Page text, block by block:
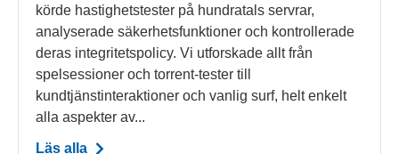
körde hastighetstester på hundratals servrar,
analyserade säkerhetsfunktioner och kontrollerade
deras integritetspolicy. Vi utforskade allt från
spelsessioner och torrent-tester till
kundtjänstinteraktioner och vanlig surf, helt enkelt
alla aspekter av...
Läs alla